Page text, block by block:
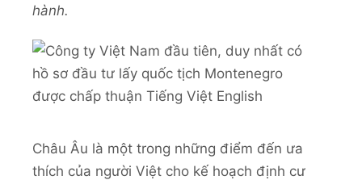
hành.
Châu Âu là một trong những điểm đến ưa
thích của người Việt cho kế hoạch định cư